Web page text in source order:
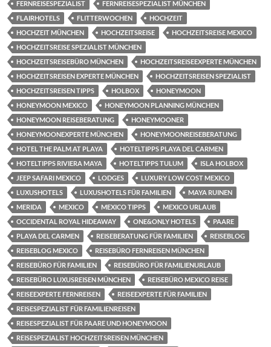
FERNREISESPEZIALIST
FERNREISESPEZIALIST MÜNCHEN
FLAIRHOTELS
FLITTERWOCHEN
HOCHZEIT
HOCHZEIT MÜNCHEN
HOCHZEITSREISE
HOCHZEITSREISE MEXICO
HOCHZEITSREISE SPEZIALIST MÜNCHEN
HOCHZEITSREISEBÜRO MÜNCHEN
HOCHZEITSREISEEXPERTE MÜNCHEN
HOCHZEITSREISEN EXPERTE MÜNCHEN
HOCHZEITSREISEN SPEZIALIST
HOCHZEITSREISEN TIPPS
HOLBOX
HONEYMOON
HONEYMOON MEXICO
HONEYMOON PLANNING MÜNCHEN
HONEYMOON REISEBERATUNG
HONEYMOONER
HONEYMOONEXPERTE MÜNCHEN
HONEYMOONREISEBERATUNG
HOTEL THE PALM AT PLAYA
HOTELTIPPS PLAYA DEL CARMEN
HOTELTIPPS RIVIERA MAYA
HOTELTIPPS TULUM
ISLA HOLBOX
JEEP SAFARI MEXICO
LODGES
LUXURY LOW COST MEXICO
LUXUSHOTELS
LUXUSHOTELS FÜR FAMILIEN
MAYA RUINEN
MERIDA
MEXICO MEXICO TIPPS
MEXICO URLAUB
OCCIDENTAL ROYAL HIDEAWAY
ONE&ONLY HOTELS
PAARE
PLAYA DEL CARMEN
REISEBERATUNG FÜR FAMILIEN
REISEBLOG
REISEBLOG MEXICO
REISEBÜRO FERNREISEN MÜNCHEN
REISEBÜRO FÜR FAMILIEN
REISEBÜRO FÜR FAMILIENURLAUB
REISEBÜRO LUXUSREISEN MÜNCHEN
REISEBÜRO MEXICO REISE
REISEEXPERTE FERNREISEN
REISEEXPERTE FÜR FAMILIEN
REISESPEZIALIST FÜR FAMILIENREISEN
REISESPEZIALIST FÜR PAARE UND HONEYMOON
REISESPEZIALIST HOCHZEITSREISEN MÜNCHEN